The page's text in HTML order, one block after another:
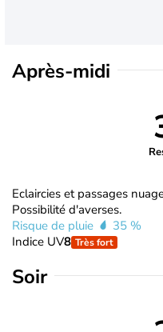
Après-midi
Eclaircies et passages
Possibilité d'averses.
Risque de pluie
35 %
Indice UV8 Très fort
Soir